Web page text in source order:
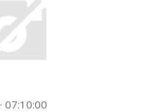
· 07:10:00